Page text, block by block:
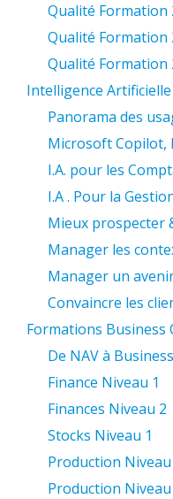
Qualité Formation
Qualité Formation
Qualité Formation
Intelligence Artificielle
Panorama des
Microsoft Copilot,
I.A. pour les
I.A . Pour la
Mieux prospecter
Manager les
Manager un
Convaincre les
Formations Business
De NAV à
Finance Niveau 1
Finances Niveau 2
Stocks Niveau 1
Production Niveau
Production Niveau